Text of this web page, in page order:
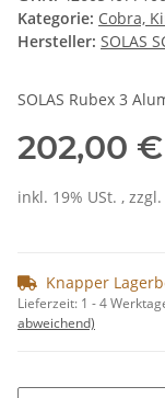
Kategorie: Cobra,
Hersteller: SOLAS
SOLAS Rubex 3
202,00 €
inkl. 19% USt. , zzgl.
Knapper
Lieferzeit: 1 - 4
abweichend)